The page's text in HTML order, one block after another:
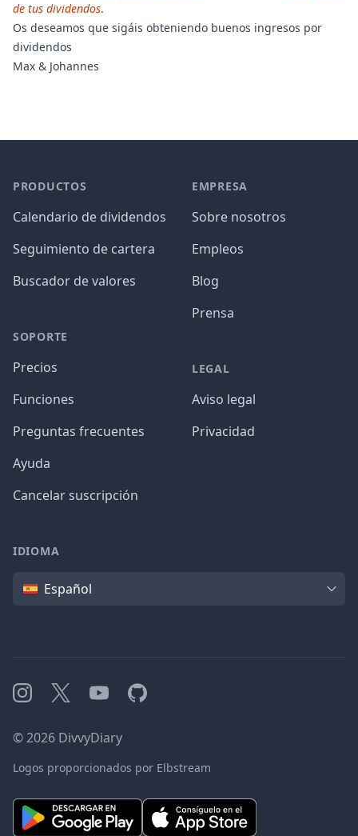
de tus dividendos.
Os deseamos que sigáis obteniendo buenos ingresos por
dividendos
Max & Johannes
PRODUCTOS
Calendario de dividendos
Seguimiento de cartera
Buscador de valores
SOPORTE
Precios
Funciones
Preguntas frecuentes
Ayuda
Cancelar suscripción
EMPRESA
Sobre nosotros
Empleos
Blog
Prensa
LEGAL
Aviso legal
Privacidad
IDIOMA
IdiomaEspañol
Instagram
X YouTubeGitHub
©2026 DivvyDiary
Logos proporcionados por Elbstream